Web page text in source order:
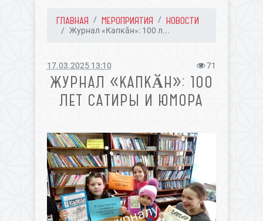
ГЛАВНАЯ МЕРОПРИЯТИЯ НОВОСТИ
Журнал «Капкӑн»: 100 л...
17.03.2025 13:10 71
ЖУРНАЛ «КАПКӐН»: 100
ЛЕТ САТИРЫ И ЮМОРА